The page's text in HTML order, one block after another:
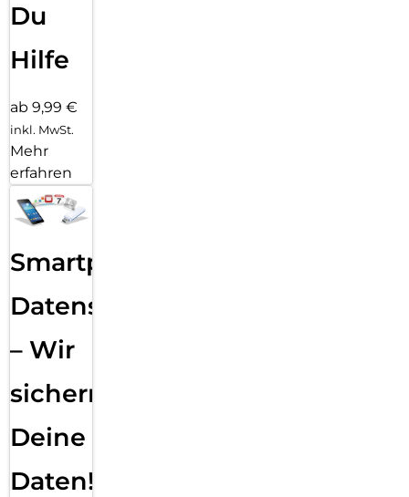
Du
Hilfe
ab 9,99 €
inkl. MwSt.
Mehr
erfahren
Smartphone
Datensicherung
– Wir
sichern
Deine
Daten!